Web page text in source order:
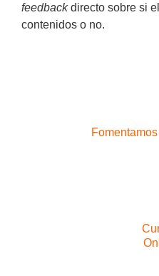
feedbackdirecto sobre si
contenidos o no.